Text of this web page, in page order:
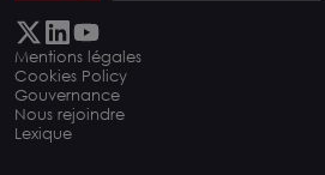
Mentions légales
Cookies Policy
Gouvernance
Nous rejoindre
Lexique